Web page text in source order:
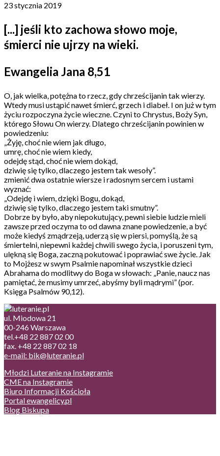
23 stycznia 2019
[...] jeśli kto zachowa słowo moje,
śmierci nie ujrzy na wieki.
Ewangelia Jana 8,51
O, jak wielka, potężna to rzecz, gdy chrześcijanin tak wierzy.
Wtedy musi ustąpić nawet śmierć, grzech i diabeł. I on już w tym
życiu rozpoczyna życie wieczne. Czyni to Chrystus, Boży Syn,
którego Słowu On wierzy. Dlatego chrześcijanin powinien w
powiedzeniu:
„Żyję, choć nie wiem jak długo,
umrę, choć nie wiem kiedy,
odejdę stąd, choć nie wiem dokąd,
dziwię się tylko, dlaczego jestem tak wesoły”.
zmienić dwa ostatnie wiersze i radosnym sercem i ustami
wyznać:
„Odejdę i wiem, dzięki Bogu, dokąd,
dziwię się tylko, dlaczego jestem taki smutny”.
Dobrze by było, aby niepokutujący, pewni siebie ludzie mieli
zawsze przed oczyma to od dawna znane powiedzenie, a być
może kiedyś zmądrzeją, uderzą się w piersi, pomyślą, że są
śmiertelni, niepewni każdej chwili swego życia, i poruszeni tym,
ulękną się Boga, zaczną pokutować i poprawiać swe życie. Jak
to Mojżesz w swym Psalmie napominał wszystkie dzieci
Abrahama do modlitwy do Boga w słowach: „Panie, naucz nas
pamiętać, że musimy umrzeć, abyśmy byli mądrymi” (por.
Księga Psalmów 90,12).
ul. Miodowa 21
00-246 Warszawa
tel.+48 22 887 02 00
fax. +48 22 887 02 18
e-mail: bik@luteranie.pl
Młodzi Luteranie na Instagramie
CME na Instagramie
Biuro Informacji Kościoła
Portal ewangelicy.pl
Blog Biskupa